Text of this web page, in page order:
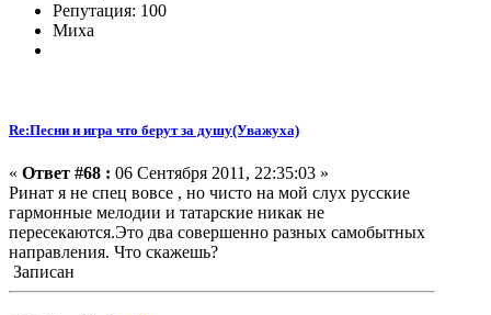
Репутация: 100
Миха
Re:Песни и игра что берут за душу(Уважуха)
« Ответ #68 : 06 Сентября 2011, 22:35:03 »
Ринат я не спец вовсе , но чисто на мой слух русские
гармонные мелодии и татарские никак не
пересекаются.Это два совершенно разных самобытных
направления. Что скажешь?
Записан